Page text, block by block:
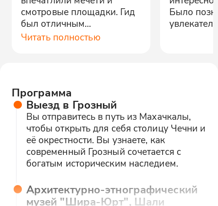
смотровые площадки. Гид
был отличным
рассказчиком.
Читать полностью
Было
Программа
Выезд в Грозный
Вы отправитесь в путь из Махачкалы,
чтобы открыть для себя столицу Чечни и
её окрестности. Вы узнаете, как
современный Грозный сочетается с
богатым историческим наследием.
Архитектурно-этнографический
музей "Шира-Юрт", Шали